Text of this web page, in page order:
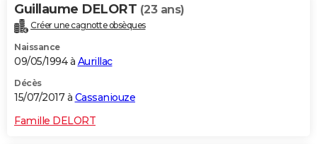
Guillaume DELORT (23 ans)
Créer une cagnotte obsèques
Naissance
09/05/1994 à Aurillac
Décès
15/07/2017 à Cassaniouze
Famille DELORT